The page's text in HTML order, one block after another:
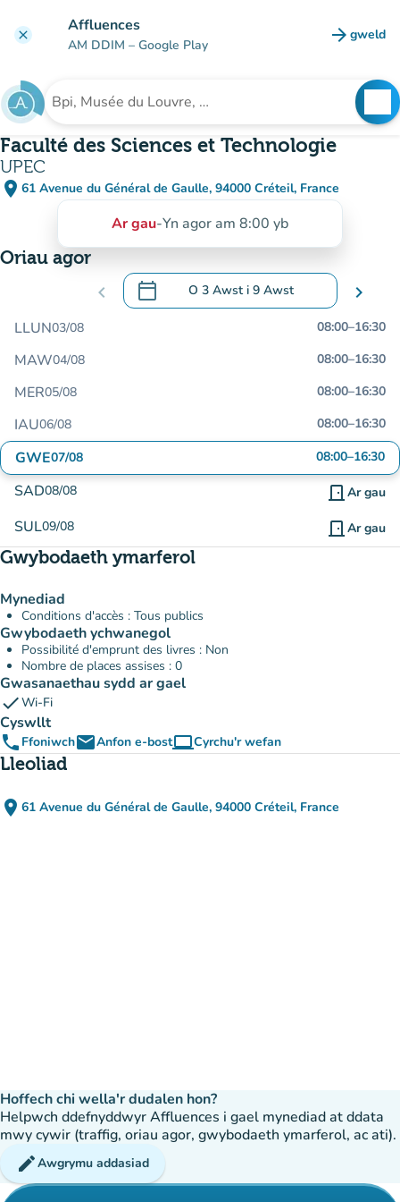
clear Affluences
AM DDIM – Google Play arrow_forward gweld
(tab
Chwilio am sefydliad
Faculté des Sciences et Technologie
UPEC
place 61 Avenue du Général de Gaulle, 94000 Créteil, France
(agor yn Google Maps)
(tab newydd)
Ar gau-Yn agor am 8:00 yb
Oriau agor
chevron_left calendar_today O 3 Awst i 9 Awst
.Agor y calendr i newid dyddiadau chevron_right
LLUN03/08 08:00–16:30
MAW04/08 08:00–16:30
MER05/08 08:00–16:30
IAU06/08 08:00–16:30
GWE07/08 08:00–16:30
SAD08/08 door_front Ar gau
SUL09/08 door_front Ar gau
Gwybodaeth ymarferol
Mynediad
Conditions d'accès : Tous publics
Gwybodaeth ychwanegol
Possibilité d'emprunt des livres : Non
Nombre de places assises : 0
Gwasanaethau sydd ar gael
checkWi-Fi
Cyswllt
phone FfoniwchemailAnfon e-bostcomputerCyrchu'r wefan
(tab newydd)
Lleoliad
place 61 Avenue du Général de Gaulle, 94000 Créteil, France
(agor yn Google Maps)
(tab newydd)
Hoffech chi wella'r dudalen hon?
Helpwch ddefnyddwyr Affluences i gael mynediad at ddata
mwy cywir (traffig, oriau agor, gwybodaeth ymarferol, ac ati).
editAwgrymu addasiad